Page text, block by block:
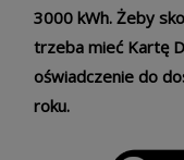
3000 kWh. Żeby
trzeba mieć Kartę
oświadczenie do
roku.